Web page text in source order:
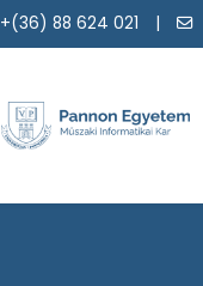
88 624 021 |